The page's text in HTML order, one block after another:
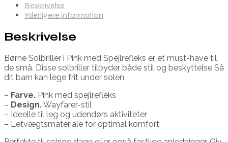
Beskrivelse
Yderligere information
Beskrivelse
Børne Solbriller i Pink med Spejlrefleks er et must-have til
de små. Disse solbriller tilbyder både stil og beskyttelse Så
dit barn kan lege frit under solen
– Farve. Pink med spejlrefleks
– Design.Wayfarer-stil
– Ideelle til leg og udendørs aktiviteter
– Letvægtsmateriale for optimal komfort